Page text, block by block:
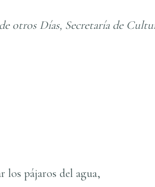
de Cultura,
los pájaros del agua,